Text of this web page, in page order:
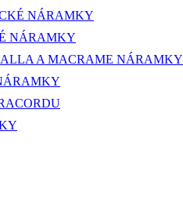
NÁRAMKY
NÁRAMKY
A MACRAME NÁRAMKY